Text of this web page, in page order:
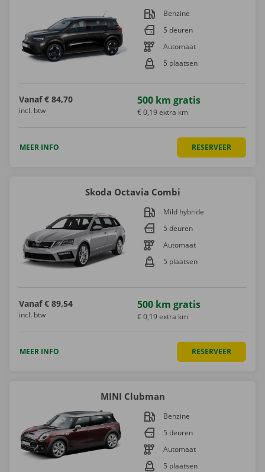
Benzine
5 deuren
Automaat
5 plaatsen
Vanaf € 84,70
incl. btw
500 km gratis
€ 0,19 extra km
MEER INFO RESERVEER
Skoda Octavia Combi
Mild hybride
5 deuren
Automaat
5 plaatsen
Vanaf € 89,54
incl. btw
500 km gratis
€ 0,19 extra km
MEER INFO RESERVEER
MINI Clubman
Benzine
5 deuren
Automaat
5 plaatsen